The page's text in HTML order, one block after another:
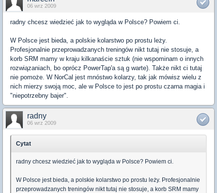
06 wrz 2009
radny chcesz wiedzieć jak to wygląda w Polsce? Powiem ci.
W Polsce jest bieda, a polskie kolarstwo po prostu leży.
Profesjonalnie przeprowadzanych treningów nikt tutaj nie stosuje, a
korb SRM mamy w kraju kilkanaście sztuk (nie wspominam o innych
rozwiązaniach, bo oprócz PowerTap'a są g warte). Także nikt ci tutaj
nie pomoże. W NorCal jest mnóstwo kolarzy, tak jak mówisz wielu z
nich mierzy swoją moc, ale w Polsce to jest po prostu czarna magia i
"niepotrzebny bajer".
radny
06 wrz 2009
Cytat
radny chcesz wiedzieć jak to wygląda w Polsce? Powiem ci.
W Polsce jest bieda, a polskie kolarstwo po prostu leży. Profesjonalnie
przeprowadzanych treningów nikt tutaj nie stosuje, a korb SRM mamy